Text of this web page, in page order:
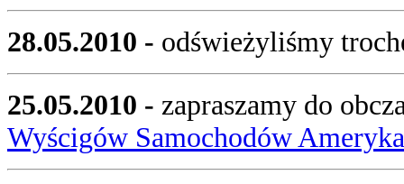
28.05.2010 - odświeżyliśmy
25.05.2010 - zapraszamy do
Wyścigów Samochodów